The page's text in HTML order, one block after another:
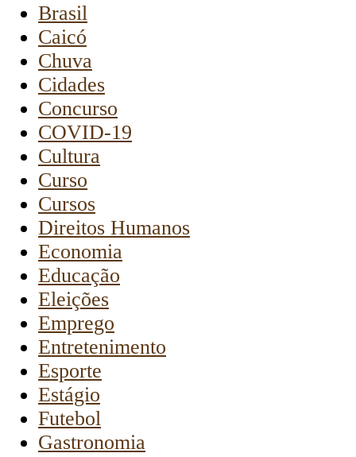
Brasil
Caicó
Chuva
Cidades
Concurso
COVID-19
Cultura
Curso
Cursos
Direitos Humanos
Economia
Educação
Eleições
Emprego
Entretenimento
Esporte
Estágio
Futebol
Gastronomia